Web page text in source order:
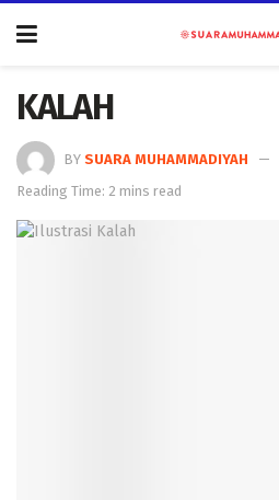
KALAH
BY SUARA MUHAMMADIYAH
Reading Time: 2 mins read